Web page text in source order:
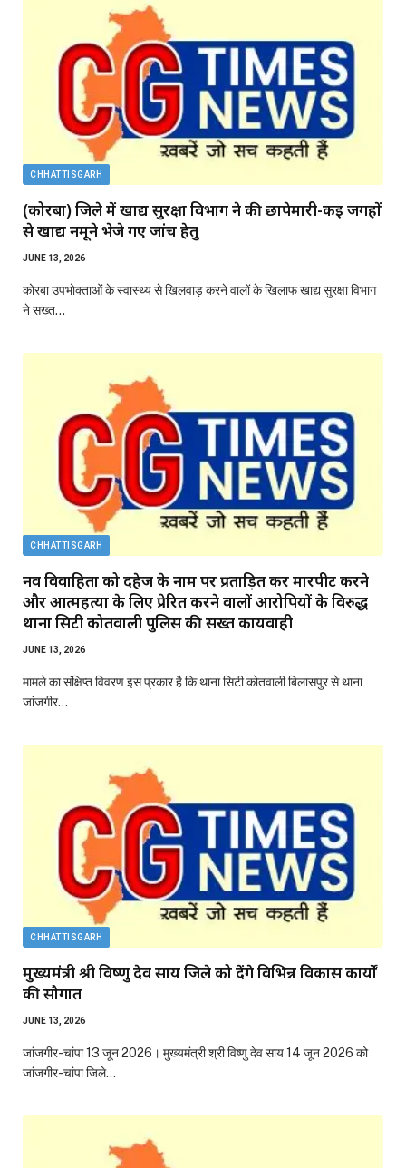
CHHATTISGARH
(कोरबा) जिले में खाद्य सुरक्षा विभाग ने की छापेमारी-कई जगहों
से खाद्य नमूने भेजे गए जांच हेतु
JUNE 13, 2026
कोरबा उपभोक्ताओं के स्वास्थ्य से खिलवाड़ करने वालों के खिलाफ खाद्य सुरक्षा विभाग
ने सख्त…
CHHATTISGARH
नव विवाहिता को दहेज के नाम पर प्रताड़ित कर मारपीट करने
और आत्महत्या के लिए प्रेरित करने वालों आरोपियों के विरुद्ध
थाना सिटी कोतवाली पुलिस की सख्त कार्यवाही
JUNE 13, 2026
मामले का संक्षिप्त विवरण इस प्रकार है कि थाना सिटी कोतवाली बिलासपुर से थाना
जांजगीर…
CHHATTISGARH
मुख्यमंत्री श्री विष्णु देव साय जिले को देंगे विभिन्न विकास कार्यों
की सौगात
JUNE 13, 2026
जांजगीर-चांपा 13 जून 2026। मुख्यमंत्री श्री विष्णु देव साय 14 जून 2026 को
जांजगीर-चांपा जिले…